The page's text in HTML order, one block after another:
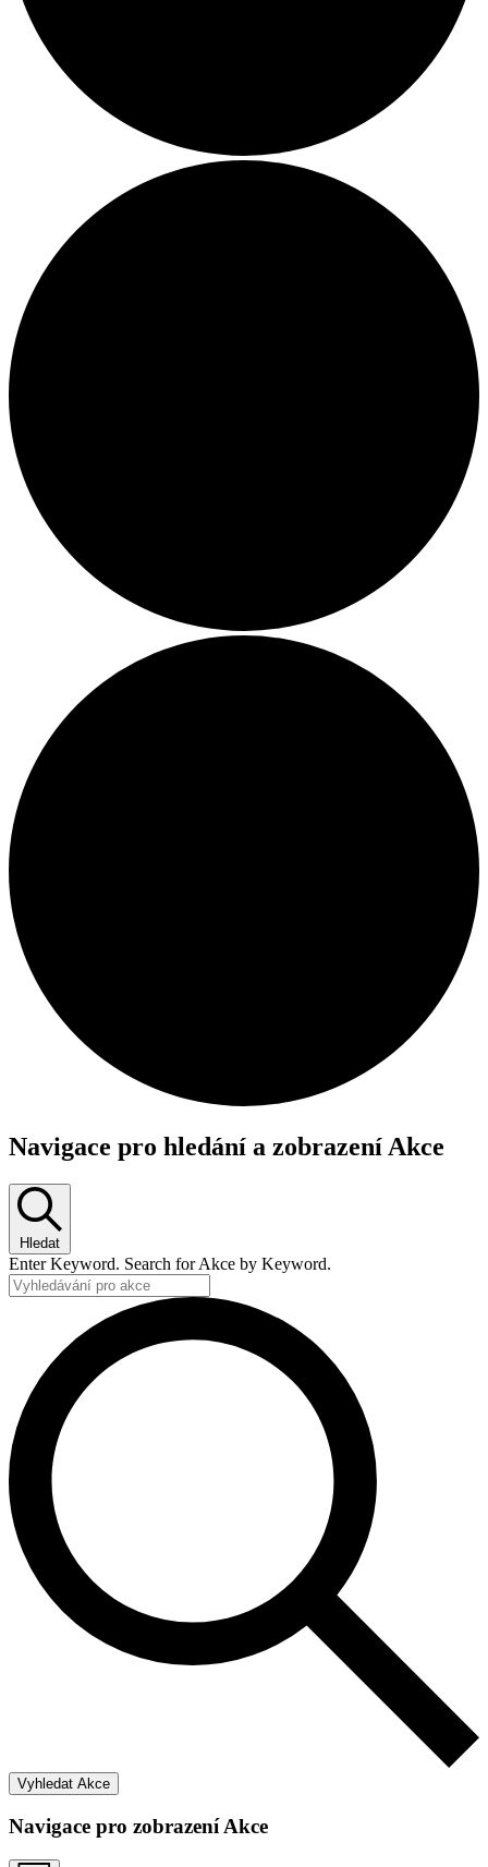
Navigace pro hledání a zobrazení Akce
Hledat
Enter Keyword. Search for Akce by Keyword.
Vyhledat Akce
Navigace pro zobrazení Akce